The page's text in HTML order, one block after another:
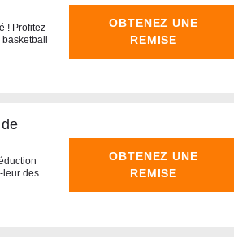
! Profitez
OBTENEZ UNE
REMISE
leur des
OBTENEZ UNE
REMISE